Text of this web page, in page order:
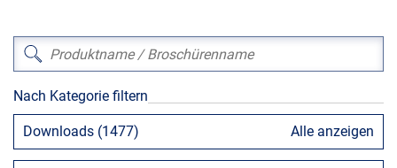
Niederspannung
Kabelgarnituren
Referenzen
Downloads
Nach Kategorie filtern
Downloads (1477) Alle anzeigen